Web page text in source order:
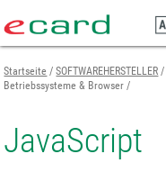
Seiteninhalt
springen
Navigation
springen
Mobilen
Navigation
springen
Startseite SOFTWAREHERSTELLER
Betriebssysteme & Browser
JavaScript